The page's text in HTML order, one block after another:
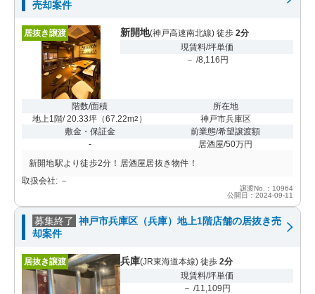
売却案件
居抜き譲渡 新開地(神戸高速南北線) 徒歩 2分
現賃料/坪単価
－ /8,116円
階数/面積
地上1階/ 20.33坪 （67.22m2 ）
所在地
神戸市兵庫区
敷金・保証金
-
前業態/希望譲渡額
居酒屋/50万円
新開地駅より徒歩2分！居酒屋居抜き物件！
取扱会社: －
譲渡No.：10964
公開日：2024-09-11
募集終了 神戸市兵庫区（兵庫）地上1階店舗の居抜き売
却案件
居抜き譲渡 兵庫(JR東海道本線) 徒歩 2分
現賃料/坪単価
－ /11,109円